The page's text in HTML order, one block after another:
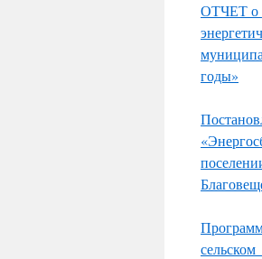
ОТЧЕТ о
годы»